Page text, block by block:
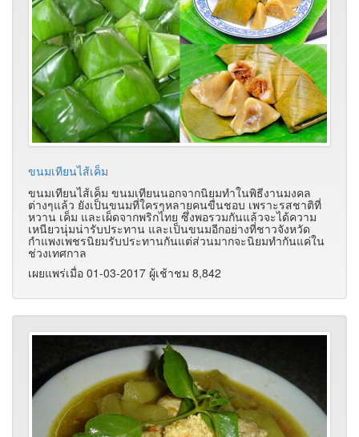
ขนมเทียนไส้เค็ม
ขนมเทียนไส้เค็ม ขนมเทียนนอกจากนิยมทำในพิธีงานมงคล
ต่างๆแล้ว ยังเป็นขนมที่ใครๆหลายคนขื่นชอบ เพราะรสชาติที่
หวาน เค็ม และเผ็ดจากพริกไทย ซึ่งพอรวมกันแล้วจะได้ความ
เหนียวนุ่มน่ารับประทาน และเป็นขนมอีกอย่างที่ชาวจังหวัด
กำแพงเพชรนิยมรับประทานกันแต่ส่วนมากจะนิยมทำกันแค่ใน
ช่วงเทศกาล
เผยแพร่เมื่อ 01-03-2017 ผู้เช้าชม 8,842